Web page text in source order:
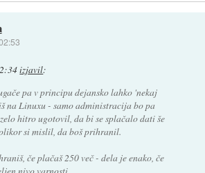
izjavil:
pa v principu dejansko lahko 'nekaj
na Linuxu - samo administracija bo pa
hitro ugotovil, da bi se splačalo dati še
si mislil, da boš prihranil.
če plačaš 250 več - dela je enako, če